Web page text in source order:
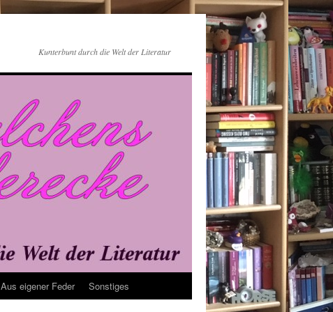
Kunterbunt durch die Welt der Literatur
Aus eigener Feder Sonstiges